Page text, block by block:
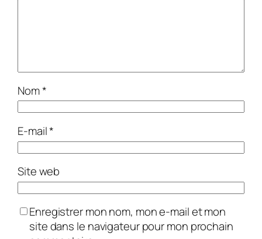
Nom*
E-mail*
Site web
Enregistrer mon nom, mon e-mail et mon
site dans le navigateur pour mon prochain